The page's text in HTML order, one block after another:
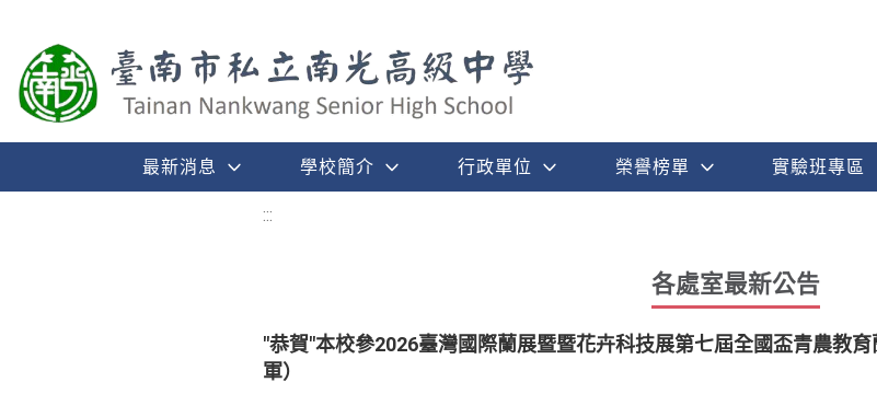
最新消息 學校簡介 行政單位 榮譽榜單 實驗班專區
:::
各處室最新公告
"恭賀"本校參2026臺灣國際蘭展暨暨花卉科技展第七屆全國盃青農教
軍）